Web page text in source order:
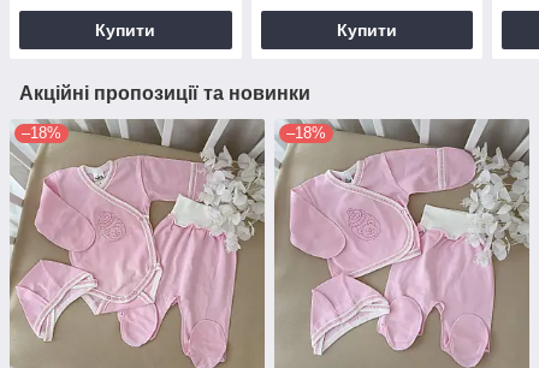
38(р)
Купити Купити
Акційні пропозиції та новинки
–18% –18%